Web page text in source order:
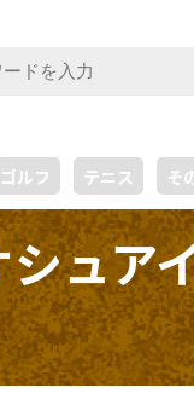
ゴルフ テニス そ
シュ